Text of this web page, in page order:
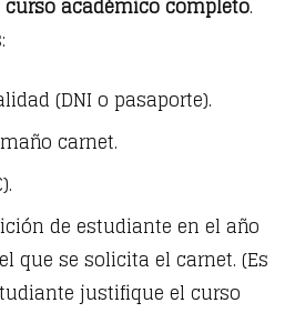
académico completo.
(DNI o pasaporte).
carnet.
de estudiante en el año
que se solicita el carnet. (Es
justifique el curso